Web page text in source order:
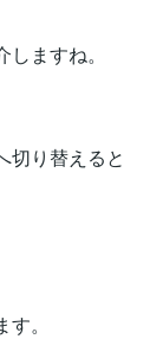
ますね。
切り替えると
。